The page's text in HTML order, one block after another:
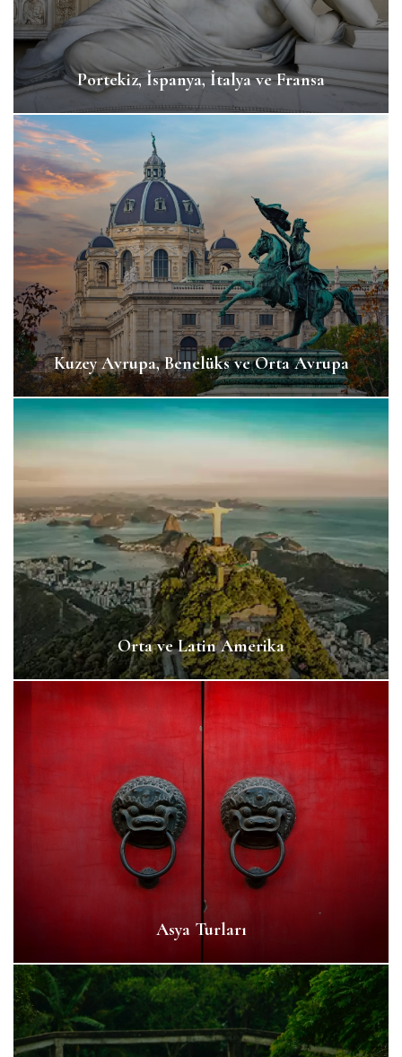
Portekiz, İspanya, İtalya ve Fransa
Kuzey Avrupa, Benelüks ve Orta Avrupa
Orta ve Latin Amerika
Asya Turları